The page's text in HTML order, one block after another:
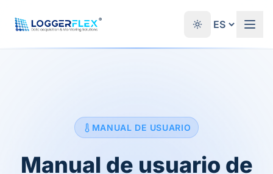
®
MANUAL DE USUARIO
Manual de usuario de